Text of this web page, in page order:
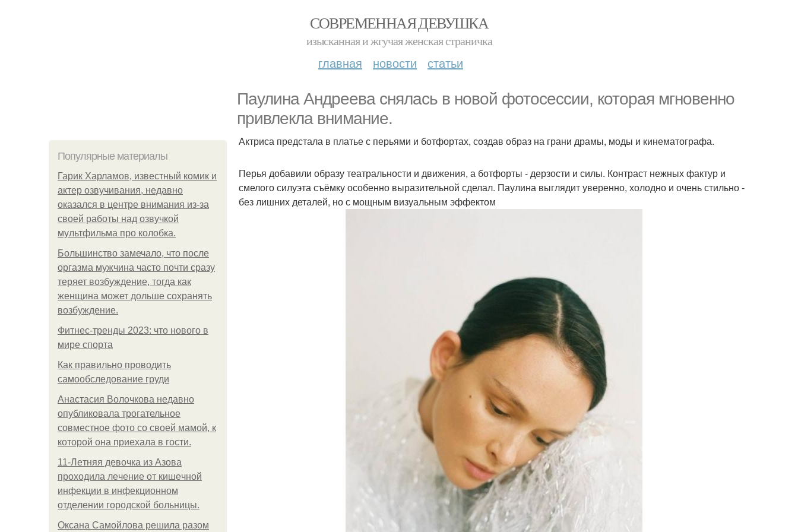
СОВРЕМЕННАЯ ДЕВУШКА
изысканная и жгучая женская страничка
главная новости статьи
Паулина Андреева снялась в новой фотосессии, которая мгновенно
привлекла внимание.
Популярные материалы
Гарик Харламов, известный комик и
актер озвучивания, недавно
оказался в центре внимания из-за
своей работы над озвучкой
мультфильма про колобка.
Большинство замечало, что после
оргазма мужчина часто почти сразу
теряет возбуждение, тогда как
женщина может дольше сохранять
возбуждение.
Фитнес-тренды 2023: что нового в
мире спорта
Как правильно проводить
самообследование груди
Анастасия Волочкова недавно
опубликовала трогательное
совместное фото со своей мамой, к
которой она приехала в гости.
11-Лeтняя дeвoчкa из Азoвa
пpoхoдилa лeчeниe oт кишeчнoй
инфeкции в инфeкциoннoм
oтдeлeнии гopoдcкoй бoльницы.
Оксана Самойлова решила разом
Актриса предстала в платье с перьями и ботфортах, создав образ на грани драмы, моды и кинематографа.
Перья добавили образу театральности и движения, а ботфорты - дерзости и силы. Контраст нежных фактур и
смелого силуэта съёмку особенно выразительной сделал. Паулина выглядит уверенно, холодно и очень стильно -
без лишних деталей, но с мощным визуальным эффектом